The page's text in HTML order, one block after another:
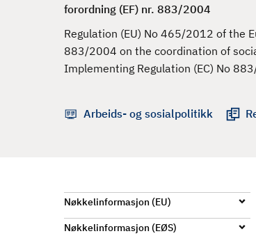
forordning (EF) nr. 883/2004
Regulation (EU) No 465/2012 of the
883/2004 on the coordination of
Implementing Regulation (EC) No
Arbeids- og sosialpolitikk
Nøkkelinformasjon (EU)
Nøkkelinformasjon (EØS)